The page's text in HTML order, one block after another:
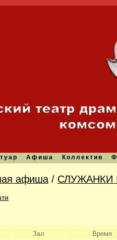
Афиша Коллектив
афиша / СЛУЖАНКИ
Зал Время